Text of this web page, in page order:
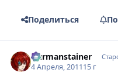
Поделиться
Durmanstainer
4 Апреля, 201115 г